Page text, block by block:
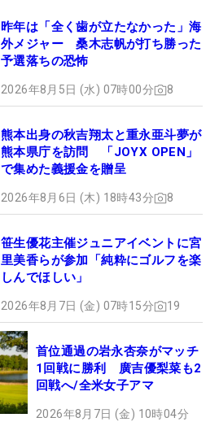
昨年は「全く歯が立たなかった」海
外メジャー 桑木志帆が打ち勝った
予選落ちの恐怖
2026年8月5日 (水) 07時00分 8
熊本出身の秋吉翔太と重永亜斗夢が
熊本県庁を訪問 「JOYX OPEN」
で集めた義援金を贈呈
2026年8月6日 (木) 18時43分 8
笹生優花主催ジュニアイベントに宮
里美香らが参加「純粋にゴルフを楽
しんでほしい」
2026年8月7日 (金) 07時15分 19
首位通過の岩永杏奈がマッチ
1回戦に勝利 廣吉優梨菜も2
回戦へ/全米女子アマ
2026年8月7日 (金) 10時04分